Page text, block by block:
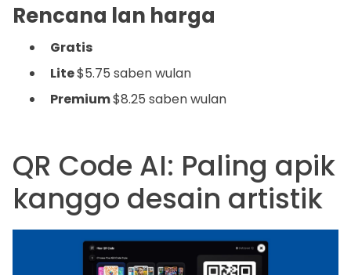
Rencana lan harga
Gratis
Lite$5.75 saben wulan
Premium$8.25 saben wulan
QR Code AI: Paling apik
kanggo desain artistik